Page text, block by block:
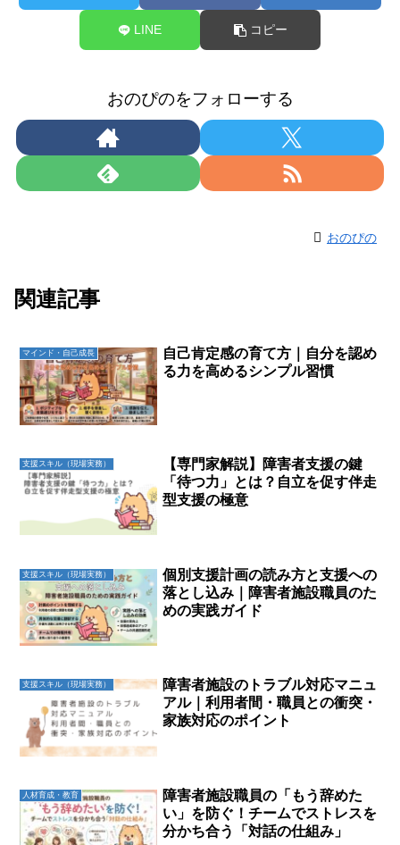
LINE コピー
おのぴのをフォローする
おのぴの
関連記事
マインド・自己成長
自己肯定感の育て方｜自分を認め
る力を高めるシンプル習慣
支援スキル（現場実務）
【専門家解説】障害者支援の鍵
「待つ力」とは？自立を促す伴走
型支援の極意
支援スキル（現場実務）
個別支援計画の読み方と支援への
落とし込み｜障害者施設職員のた
めの実践ガイド
支援スキル（現場実務）
障害者施設のトラブル対応マニュ
アル｜利用者間・職員との衝突・
家族対応のポイント
人材育成・教育
障害者施設職員の「もう辞めた
い」を防ぐ！チームでストレスを
分かち合う「対話の仕組み」